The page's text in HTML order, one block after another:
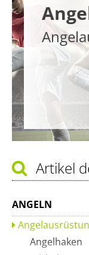
Artikel
ANGELN
Angelhaken